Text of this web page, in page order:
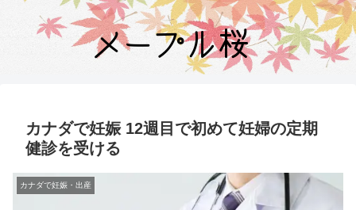
カナダで妊娠 12週目で初めて妊婦の定期
健診を受ける
カナダで妊娠・出産